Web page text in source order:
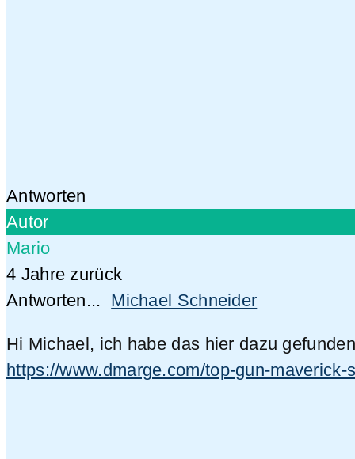
Antworten
Autor
Mario
4 Jahre zurück
Antworten... Michael Schneider
Hi Michael, ich habe das hier dazu
https://www.dmarge.com/top-gun-maverick-